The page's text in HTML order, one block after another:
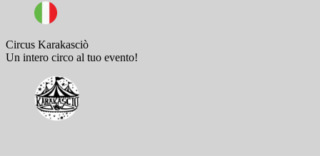
Circus Karakasciò
Un intero circo al tuo evento!